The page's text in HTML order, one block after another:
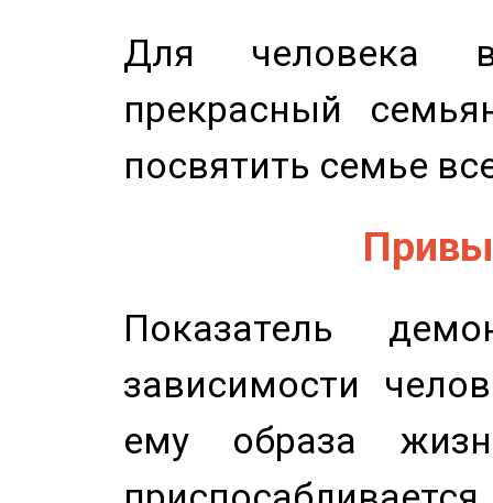
Для человека
прекрасный
посвятить семье
Показатель
зависимости
ему образа